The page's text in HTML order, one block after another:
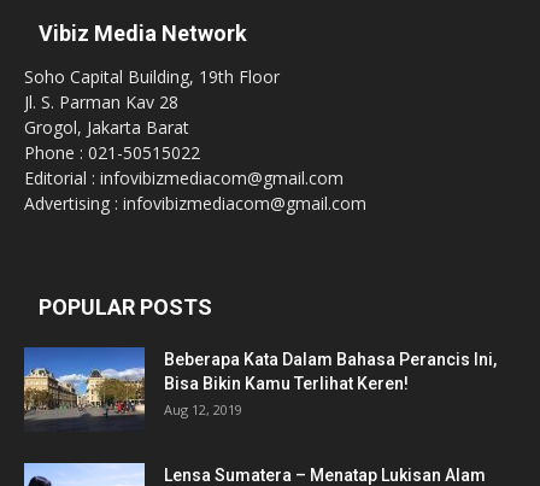
Vibiz Media Network
Soho Capital Building, 19th Floor
Jl. S. Parman Kav 28
Grogol, Jakarta Barat
Phone : 021-50515022
Editorial : infovibizmediacom@gmail.com
Advertising : infovibizmediacom@gmail.com
POPULAR POSTS
Beberapa Kata Dalam Bahasa Perancis Ini,
Bisa Bikin Kamu Terlihat Keren!
Aug 12, 2019
Lensa Sumatera – Menatap Lukisan Alam